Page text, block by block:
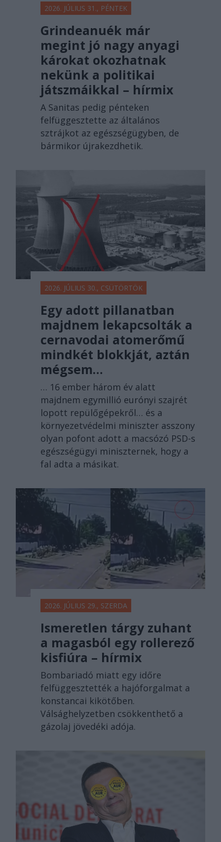
2026. JÚLIUS 31., PÉNTEK
Grindeanuék már
megint jó nagy anyagi
károkat okozhatnak
nekünk a politikai
játszmáikkal – hírmix
A Sanitas pedig pénteken
felfüggesztette az általános
sztrájkot az egészségügyben, de
bármikor újrakezdhetik.
2026. JÚLIUS 30., CSÜTÖRTÖK
Egy adott pillanatban
majdnem lekapcsolták a
cernavodai atomerőmű
mindkét blokkját, aztán
mégsem…
… 16 ember három év alatt
majdnem egymillió eurónyi szajrét
lopott repülőgépekről… és a
környezetvédelmi miniszter asszony
olyan pofont adott a macsózó PSD-s
egészségügyi miniszternek, hogy a
fal adta a másikat.
2026. JÚLIUS 29., SZERDA
Ismeretlen tárgy zuhant
a magasból egy rollerező
kisfiúra – hírmix
Bombariadó miatt egy időre
felfüggesztették a hajóforgalmat a
konstancai kikötőben.
Válsághelyzetben csökkenthető a
gázolaj jövedéki adója.